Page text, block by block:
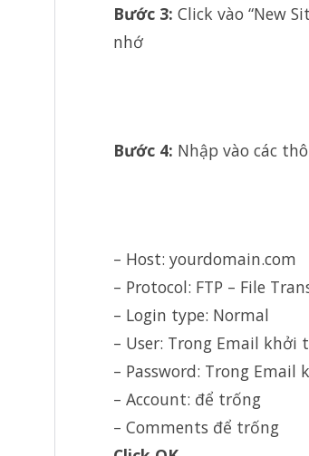
Bước 3: Click vào “New
nhớ
Bước 4: Nhập vào các
– Host: yourdomain.com
– Protocol: FTP – File
– Login type: Normal
– User: Trong Email khởi
– Password: Trong Email
– Account: để trống
– Comments để trống